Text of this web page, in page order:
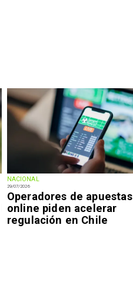
NACIONAL
29/07/2026
Operadores de apuestas
online piden acelerar
regulación en Chile